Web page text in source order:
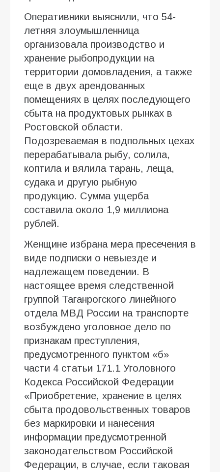
Оперативники выяснили, что 54-
летняя злоумышленница
организовала производство и
хранение рыбопродукции на
территории домовладения, а также
еще в двух арендованных
помещениях в целях последующего
сбыта на продуктовых рынках в
Ростовской области.
Подозреваемая в подпольных цехах
перерабатывала рыбу, солила,
коптила и вялила тарань, леща,
судака и другую рыбную
продукцию. Сумма ущерба
составила около 1,9 миллиона
рублей.
Женщине избрана мера пресечения в
виде подписки о невыезде и
надлежащем поведении. В
настоящее время следственной
группой Таганрогского линейного
отдела МВД России на транспорте
возбуждено уголовное дело по
признакам преступления,
предусмотренного пунктом «б»
части 4 статьи 171.1 Уголовного
Кодекса Российской Федерации
«Приобретение, хранение в целях
сбыта продовольственных товаров
без маркировки и нанесения
информации предусмотренной
законодательством Российской
Федерации, в случае, если таковая